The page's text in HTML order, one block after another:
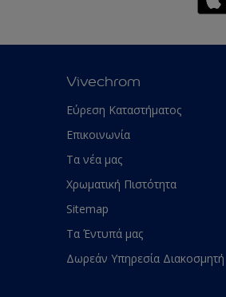
Vivechrom
Εύρεση Καταστήματος
Επικοινωνία
Τα νέα μας
Χρωματική Πιστότητα
Sitemap
Τα Έντυπά μας
Δωρεάν Υπηρεσία Διακοσμητή